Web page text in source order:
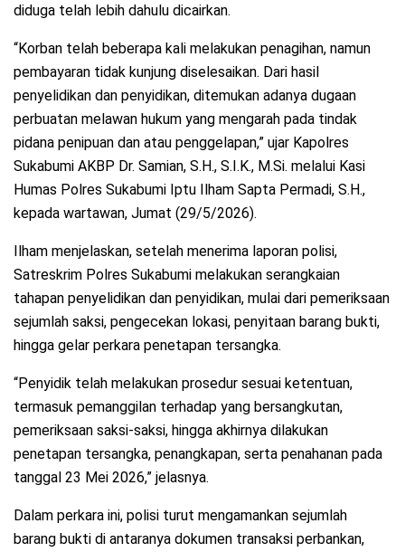
diduga telah lebih dahulu dicairkan.
“Korban telah beberapa kali melakukan penagihan, namun
pembayaran tidak kunjung diselesaikan. Dari hasil
penyelidikan dan penyidikan, ditemukan adanya dugaan
perbuatan melawan hukum yang mengarah pada tindak
pidana penipuan dan atau penggelapan,” ujar Kapolres
Sukabumi AKBP Dr. Samian, S.H., S.I.K., M.Si. melalui Kasi
Humas Polres Sukabumi Iptu Ilham Sapta Permadi, S.H.,
kepada wartawan, Jumat (29/5/2026).
Ilham menjelaskan, setelah menerima laporan polisi,
Satreskrim Polres Sukabumi melakukan serangkaian
tahapan penyelidikan dan penyidikan, mulai dari pemeriksaan
sejumlah saksi, pengecekan lokasi, penyitaan barang bukti,
hingga gelar perkara penetapan tersangka.
“Penyidik telah melakukan prosedur sesuai ketentuan,
termasuk pemanggilan terhadap yang bersangkutan,
pemeriksaan saksi-saksi, hingga akhirnya dilakukan
penetapan tersangka, penangkapan, serta penahanan pada
tanggal 23 Mei 2026,” jelasnya.
Dalam perkara ini, polisi turut mengamankan sejumlah
barang bukti di antaranya dokumen transaksi perbankan,